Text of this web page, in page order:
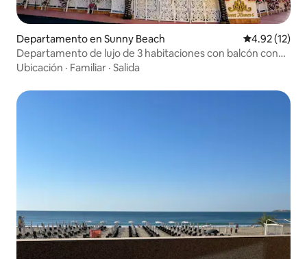
Departamento en Sunny Beach Calificación
4.92 (12)
Departamento de lujo de 3 habitaciones con balcón con
vista a la alberca
Ubicación · Familiar · Salida